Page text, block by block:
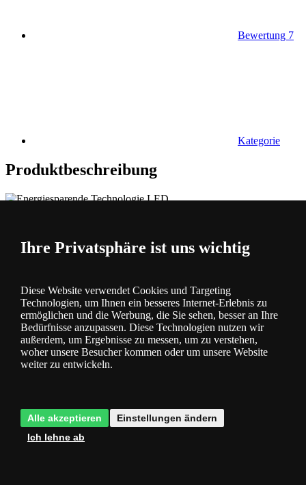
Bewertung 7
Kategorie
Produktbeschreibung
Produktparameter
Energieklasse E
Fassung Filter E27
Produktfragen
Es gibt noch keine Beiträge in der Diskussion, seien Sie der Erste!
Frage
Stellen Sie anonym eine Frage.
Ich habe dieDatenschutz- und
Einwilligungserklärung
Ihre Privatsphäre ist uns wichtig
Diese Website verwendet Cookies und Targeting
Technologien, um Ihnen ein besseres Internet-Erlebnis zu
ermöglichen und die Werbung, die Sie sehen, besser an Ihre
Bedürfnisse anzupassen. Diese Technologien nutzen wir
außerdem, um Ergebnisse zu messen, um zu verstehen,
woher unsere Besucher kommen oder um unsere Website
weiter zu entwickeln.
Alle akzeptieren
Einstellungen ändern
Ich lehne ab